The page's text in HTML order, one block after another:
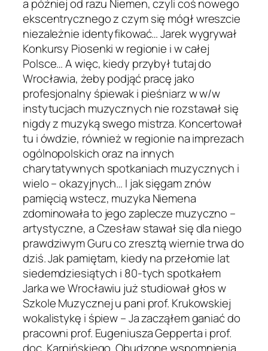
a później od razu Niemen, czyli coś nowego
ekscentrycznego z czym się mógł wreszcie
niezależnie identyfikować… Jarek wygrywał
Konkursy Piosenki w regionie i w całej
Polsce… A więc, kiedy przybył tutaj do
Wrocławia, żeby podjąć pracę jako
profesjonalny śpiewak i pieśniarz w w/w
instytucjach muzycznych nie rozstawał się
nigdy z muzyką swego mistrza. Koncertował
tu i ówdzie, również w regionie na imprezach
ogólnopolskich oraz na innych
charytatywnych spotkaniach muzycznych i
wielo – okazyjnych… I jak sięgam znów
pamięcią wstecz, muzyka Niemena
zdominowała to jego zaplecze muzyczno –
artystyczne, a Czesław stawał się dla niego
prawdziwym Guru co zresztą wiernie trwa do
dziś. Jak pamiętam, kiedy na przełomie lat
siedemdziesiątych i 80-tych spotkałem
Jarka we Wrocławiu już studiował głos w
Szkole Muzycznej u pani prof. Krukowskiej
wokalistykę i śpiew – Ja zacząłem ganiać do
pracowni prof. Eugeniusza Gepperta i prof.